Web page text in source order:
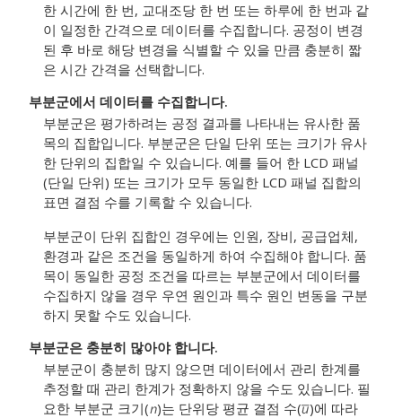
한 시간에 한 번, 교대조당 한 번 또는 하루에 한 번과 같
이 일정한 간격으로 데이터를 수집합니다. 공정이 변경
된 후 바로 해당 변경을 식별할 수 있을 만큼 충분히 짧
은 시간 간격을 선택합니다.
부분군에서 데이터를 수집합니다.
부분군은 평가하려는 공정 결과를 나타내는 유사한 품
목의 집합입니다. 부분군은 단일 단위 또는 크기가 유사
한 단위의 집합일 수 있습니다. 예를 들어 한 LCD 패널
(단일 단위) 또는 크기가 모두 동일한 LCD 패널 집합의
표면 결점 수를 기록할 수 있습니다.
부분군이 단위 집합인 경우에는 인원, 장비, 공급업체,
환경과 같은 조건을 동일하게 하여 수집해야 합니다. 품
목이 동일한 공정 조건을 따르는 부분군에서 데이터를
수집하지 않을 경우 우연 원인과 특수 원인 변동을 구분
하지 못할 수도 있습니다.
부분군은 충분히 많아야 합니다.
부분군이 충분히 많지 않으면 데이터에서 관리 한계를
추정할 때 관리 한계가 정확하지 않을 수도 있습니다. 필
요한 부분군 크기( )는 단위당 평균 결점 수( )에 따라